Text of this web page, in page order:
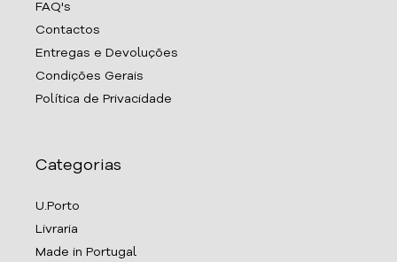
FAQ's
Contactos
Entregas e Devoluções
Condições Gerais
Política de Privacidade
Categorias
U.Porto
Livraria
Made in Portugal